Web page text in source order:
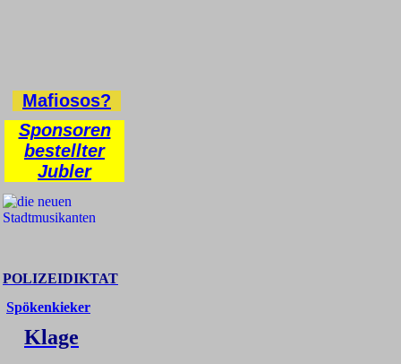
Mafiosos?
Sponsoren
bestellter
Jubler
POLIZEIDIKTAT
Spökenkieker
Klage